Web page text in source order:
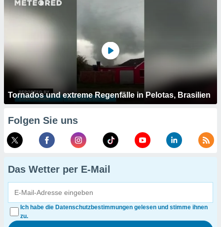
Tornados und extreme Regenfälle in Pelotas, Brasilien
Folgen Sie uns
Das Wetter per E-Mail
Ich habe die Datenschutzbestimmungen gelesen und stimme ihnen
zu.